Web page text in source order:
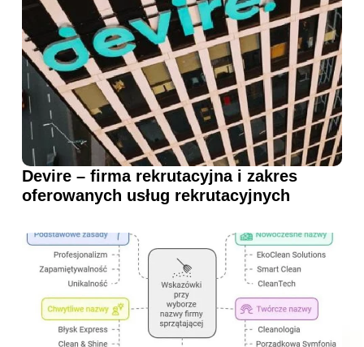
Devire – firma rekrutacyjna i zakres
oferowanych usług rekrutacyjnych